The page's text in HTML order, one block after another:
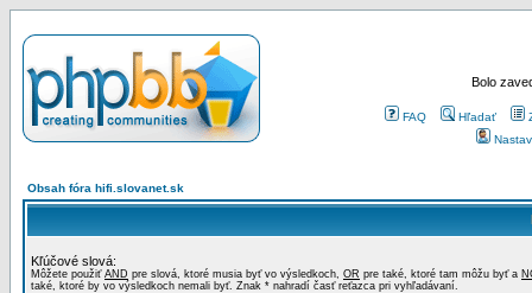
Bolo
FAQ Hľadať
Obsah fóra hifi.slovanet.sk
Kľúčové slová:
Môžete použiť AND pre slová, ktoré musia byť vo výsledkoch, OR pre také, ktoré tam môžu byť a
také, ktoré by vo výsledkoch nemali byť. Znak * nahradí časť reťazca pri vyhľadávaní.